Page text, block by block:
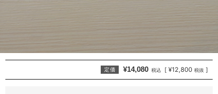
定価 ¥14,080 税込 [ ¥12,800 税抜 ]